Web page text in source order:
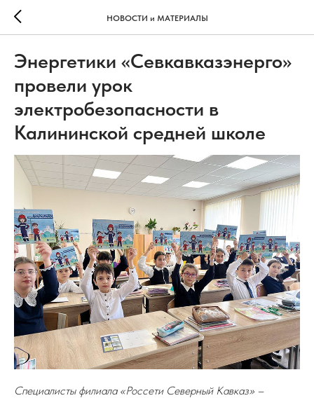
НОВОСТИ и МАТЕРИАЛЫ
Энергетики «Севкавказэнерго»
провели урок
электробезопасности в
Калининской средней школе
Специалисты филиала «Россети Северный Кавказ» –